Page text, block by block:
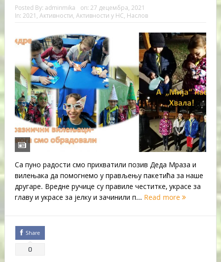
Posted By: adminmika on: 27 децембра, 2021
In: 2021 Активности Активности у НС Наслов
Са пуно радости смо прихватили позив Деда Мраза и
вилењака да помогнемо у прављењу пакетића за наше
другаре. Вредне ручице су правиле честитке, украсе за
главу и украсе за јелку и зачинили п... Read more
Share
0